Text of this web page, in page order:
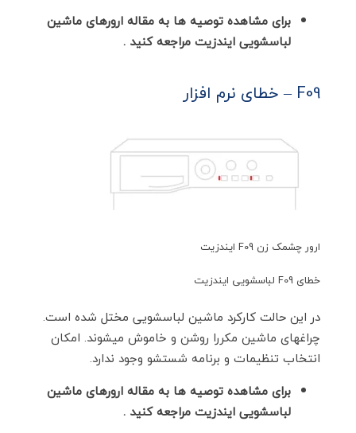
برای مشاهده توصیه ها به مقاله ارورهای ماشین
لباسشویی ایندزیت مراجعه کنید .
F09 – خطای نرم افزار
ارور چشمک زن F09 ایندزیت
خطای F09 لباسشویی ایندزیت
در این حالت کارکرد ماشین لباسشویی مختل شده است.
چراغهای ماشین مکررا روشن و خاموش میشوند. امکان
انتخاب تنظیمات و برنامه شستشو وجود ندارد.
برای مشاهده توصیه ها به مقاله ارورهای ماشین
لباسشویی ایندزیت مراجعه کنید .